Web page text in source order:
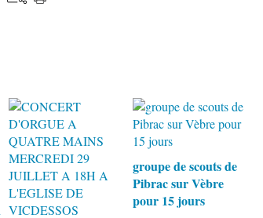
groupe de scouts de
Pibrac sur Vèbre
pour 15 jours